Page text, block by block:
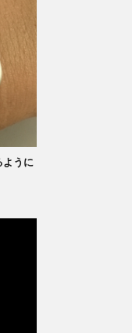
うに